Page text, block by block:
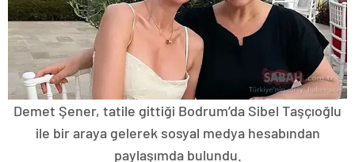
Demet Şener, tatile gittiği Bodrum’da Sibel Taşçıoğlu
ile bir araya gelerek sosyal medya hesabından
paylaşımda bulundu.